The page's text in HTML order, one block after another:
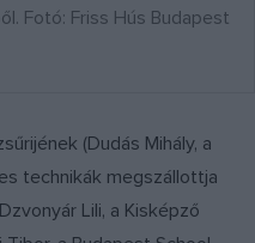
Fotó: Friss Hús Budapest
(Dudás Mihály, a
technikák megszállottja
Lili, a Kisképző